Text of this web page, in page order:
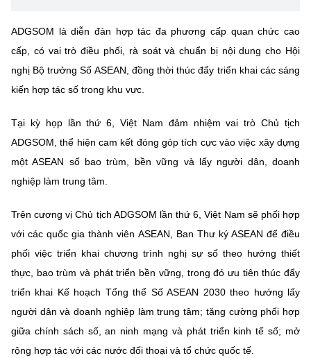
Vietnamese English
MINISTRY OF SCIENCE AND TECHNOLOGY
Điều khoản sử dụng Theo dõi MST: Góp ý
Cơ quan chủ quản: Bộ Khoa học và Công nghệ (MST)
Giám đốc Trung tâm Truyền thông Khoa học và Công nghệ.
Liên hệ
Địa chỉ: Ban Biên tập Cổng TTĐT - 18 Nguyễn Du, TP. Hà Nội
Điện thoại: 024 3936 9506
©2026 Bản quyền thuộc Bộ Khoa Học và Công Nghệ
(Ghi rõ nguồn "https://mst.gov.vn" khi phát hành lại thông tin từ
website này)
ADGSOM là diễn đàn hợp tác đa phương cấp quan chức cao
cấp, có vai trò điều phối, rà soát và chuẩn bị nội dung cho Hội
nghị Bộ trưởng Số ASEAN, đồng thời thúc đẩy triển khai các sáng
kiến hợp tác số trong khu vực.
Tại kỳ họp lần thứ 6, Việt Nam đảm nhiệm vai trò Chủ tịch
ADGSOM, thể hiện cam kết đóng góp tích cực vào việc xây dựng
một ASEAN số bao trùm, bền vững và lấy người dân, doanh
nghiệp làm trung tâm.
Trên cương vị Chủ tịch ADGSOM lần thứ 6, Việt Nam sẽ phối hợp
với các quốc gia thành viên ASEAN, Ban Thư ký ASEAN để điều
phối việc triển khai chương trình nghị sự số theo hướng thiết
thực, bao trùm và phát triển bền vững, trong đó ưu tiên thúc đẩy
triển khai Kế hoạch Tổng thể Số ASEAN 2030 theo hướng lấy
người dân và doanh nghiệp làm trung tâm; tăng cường phối hợp
giữa chính sách số, an ninh mạng và phát triển kinh tế số; mở
rộng hợp tác với các nước đối thoại và tổ chức quốc tế.